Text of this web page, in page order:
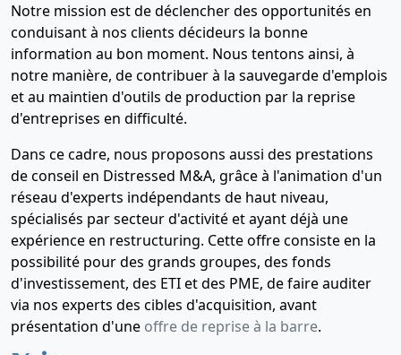
Notre mission est de déclencher des opportunités en
conduisant à nos clients décideurs la bonne
information au bon moment. Nous tentons ainsi, à
notre manière, de contribuer à la sauvegarde d'emplois
et au maintien d'outils de production par la reprise
d'entreprises en difficulté.
Dans ce cadre, nous proposons aussi des prestations
de conseil en Distressed M&A, grâce à l'animation d'un
réseau d'experts indépendants de haut niveau,
spécialisés par secteur d'activité et ayant déjà une
expérience en restructuring. Cette offre consiste en la
possibilité pour des grands groupes, des fonds
d'investissement, des ETI et des PME, de faire auditer
via nos experts des cibles d'acquisition, avant
présentation d'une offre de reprise à la barre.